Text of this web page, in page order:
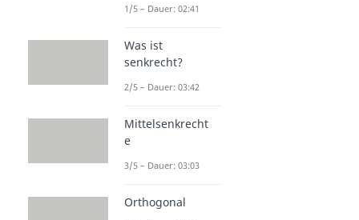
1/5 – Dauer: 02:41
Was ist
senkrecht?
2/5 – Dauer: 03:42
Mittelsenkrecht
e
3/5 – Dauer: 03:03
Orthogonal